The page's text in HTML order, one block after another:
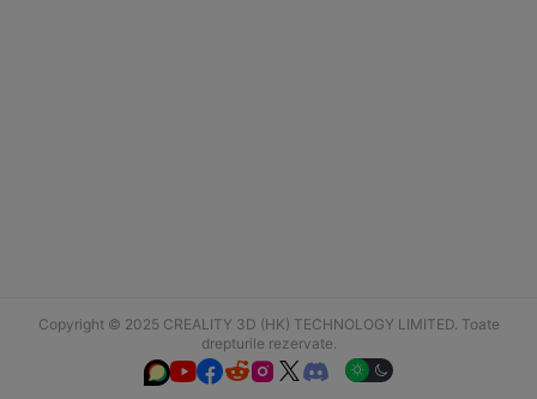
Copyright © 2025 CREALITY 3D (HK) TECHNOLOGY LIMITED. Toate
drepturile rezervate.
  